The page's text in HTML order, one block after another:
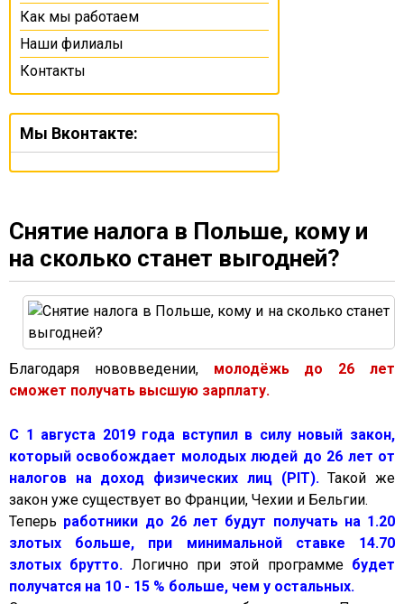
Как мы работаем
Наши филиалы
Контакты
Мы Вконтакте:
Снятие налога в Польше, кому и
на сколько станет выгодней?
Благодаря нововведении, молодёжь до 26 лет
сможет получать высшую зарплату.
С 1 августа 2019 года вступил в силу новый закон,
который освобождает молодых людей до 26 лет от
налогов на доход физических лиц (РІТ).Такой же
закон уже существует во Франции, Чехии и Бельгии.
Теперь работники до 26 лет будут получать на 1.20
злотых больше, при минимальной ставке 14.70
злотых брутто. Логично при этой программе будет
получатся на 10 - 15 % больше, чем у остальных.